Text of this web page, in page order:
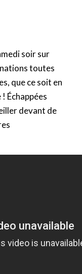
soir sur
toutes
que ce soit en
Échappées
devant de